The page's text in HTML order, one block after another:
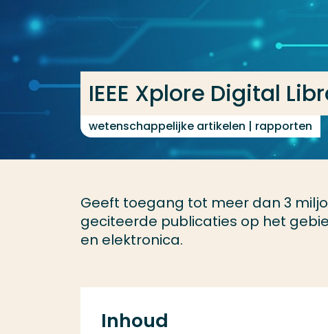
IEEE Xplore Digital
wetenschappelijke artikelen | rapporten
Geeft toegang tot meer dan 3
geciteerde publicaties op het
en elektronica.
Inhoud